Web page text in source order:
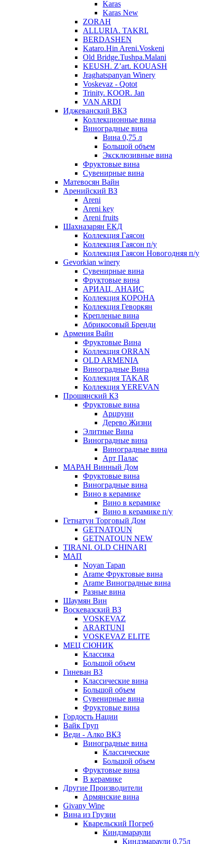
Karas
Karas New
ZORAH
ALLURIA. TAKRI.
BERDASHEN
Kataro.Hin Areni.Voskeni
Old Bridge.Tushpa.Malani
KEUSH. Z’art. KOUASH
Jraghatspanyan Winery
Voskevaz - Qotot
Trinity. KOOR. Jan
VAN ARDI
Иджеванский ВКЗ
Коллекционные вина
Виноградные вина
Вина 0,75 л
Большой объем
Эксклюзивные вина
Фруктовые вина
Cувенирные вина
Матевосян Вайн
Аренийский ВЗ
Areni
Areni key
Areni fruits
Шахназарян ЕКД
Коллекция Гаясон
Коллекция Гаясон п/у
Коллекция Гаясон Новогодняя п/у
Gevorkian winery
Сувенирные вина
Фруктовые вина
АРИАЦ. АНАИС
Коллекция КОРОНА
Коллекция Геворкян
Крепленые вина
Абрикосовый Бренди
Армения Вайн
Фруктовые Вина
Коллекция ORRAN
OLD ARMENIA
Виноградные Вина
Коллекция TAKAR
Коллекция YEREVAN
Прошянский КЗ
Фруктовые вина
Арцруни
Дерево Жизни
Элитные Вина
Виноградные вина
Виноградные вина
Арт Палас
МАРАН Винный Дом
Фруктовые вина
Виноградные вина
Вино в керамике
Вино в керамике
Вино в керамике п/у
Гетнатун Торговый Дом
GETNATOUN
GETNATOUN NEW
TIRANI. OLD CHINARI
МАП
Noyan Tapan
Arame Фруктовые вина
Arame Виноградные вина
Разные вина
Шаумян Вин
Воскевазский ВЗ
VOSKEVAZ
ARARTUNI
VOSKEVAZ ELITE
МЕЦ СЮНИК
Классика
Большой объем
Гиневан ВЗ
Классические вина
Большой объем
Сувенирные вина
Фруктовые вина
Гордость Нации
Вайк Груп
Веди - Алко ВКЗ
Виноградные вина
Классические
Большой объем
Фруктовые вина
В керамике
Другие Производители
Армянские вина
Givany Wine
Вина из Грузии
Кварельский Погреб
Киндзмараули
Киндзмараули 0,75л